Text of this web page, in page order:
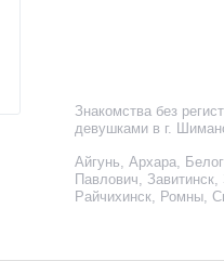
Знакомства без
девушками в г.
Айгунь, Архара,
Павлович, Завитинск,
Райчихинск, Ромны,